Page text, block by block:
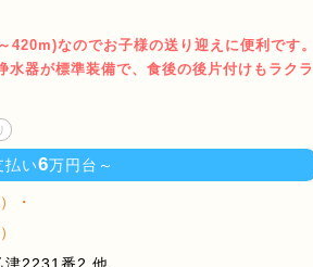
なのでお子様の送り迎えに便利です。
水器が標準装備で、食後の後片付けもラクラ
払い6万円台～
・